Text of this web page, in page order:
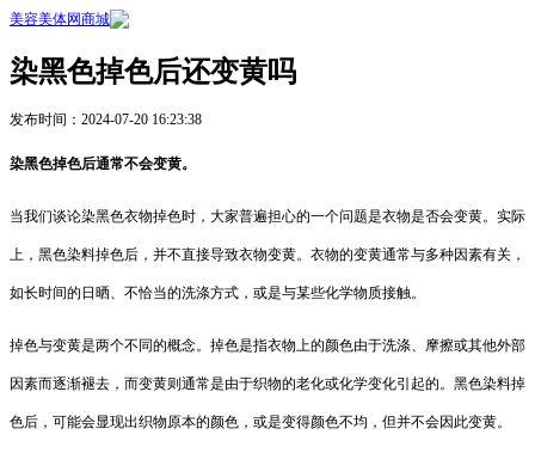
美容美体网商城
染黑色掉色后还变黄吗
发布时间：2024-07-20 16:23:38
染黑色掉色后通常不会变黄。
当我们谈论染黑色衣物掉色时，大家普遍担心的一个问题是衣物是否会变黄。实际
上，黑色染料掉色后，并不直接导致衣物变黄。衣物的变黄通常与多种因素有关，
如长时间的日晒、不恰当的洗涤方式，或是与某些化学物质接触。
掉色与变黄是两个不同的概念。掉色是指衣物上的颜色由于洗涤、摩擦或其他外部
因素而逐渐褪去，而变黄则通常是由于织物的老化或化学变化引起的。黑色染料掉
色后，可能会显现出织物原本的颜色，或是变得颜色不均，但并不会因此变黄。